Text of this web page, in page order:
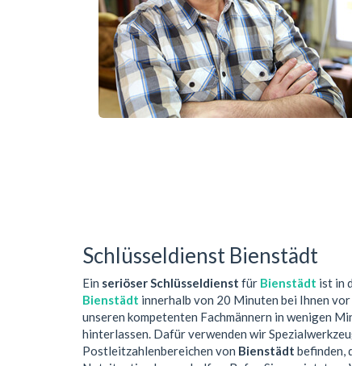
Schlüsseldienst Bienstädt
Ein seriöser Schlüsseldienst für Bienstädt ist in
Bienstädt innerhalb von 20 Minuten bei Ihnen
unseren kompetenten Fachmännern in wenigen
hinterlassen. Dafür verwenden wir
Postleitzahlenbereichen von Bienstädt befinden,